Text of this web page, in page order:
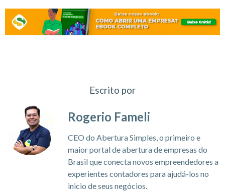
Escrito por
Rogerio Fameli
CEO do Abertura Simples, o primeiro e
maior portal de abertura de empresas do
Brasil que conecta novos empreendedores a
experientes contadores para ajudá-los no
inicio de seus negócios.